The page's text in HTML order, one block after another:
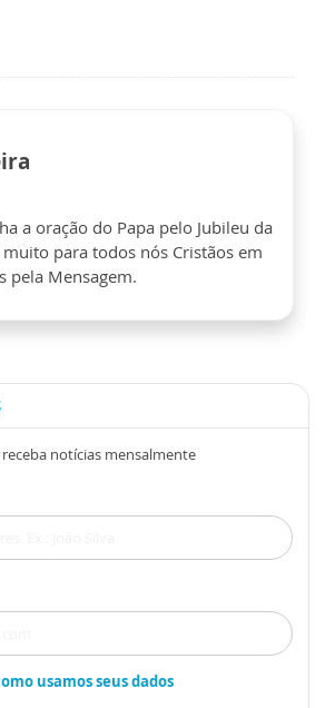
a oração do Papa pelo Jubileu da
para todos nós Cristãos em
pela Mensagem.
notícias mensalmente
usamos seus dados